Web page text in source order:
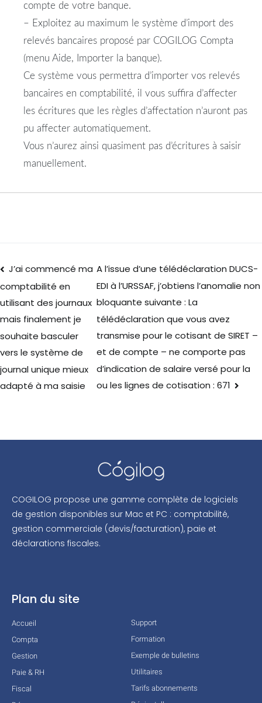
compte de votre banque.
– Exploitez au maximum le système d’import des
relevés bancaires proposé par COGILOG Compta
(menu Aide, Importer la banque).
Ce système vous permettra d’importer vos relevés
bancaires en comptabilité, il vous suffira d’affecter
les écritures que les règles d’affectation n’auront pas
pu affecter automatiquement.
Vous n’aurez ainsi quasiment pas d’écritures à saisir
manuellement.
J’ai commencé ma
comptabilité en
utilisant des journaux
mais finalement je
souhaite basculer
vers le système de
journal unique mieux
adapté à ma saisie
A l’issue d’une télédéclaration DUCS-
EDI à l’URSSAF, j’obtiens l’anomalie non
bloquante suivante : La
télédéclaration que vous avez
transmise pour le cotisant de SIRET –
et de compte – ne comporte pas
d’indication de salaire versé pour la
ou les lignes de cotisation : 671
COGILOG propose une gamme complète de logiciels
de gestion disponibles sur Mac et PC : comptabilité,
gestion commerciale (devis/facturation), paie et
déclarations fiscales.
Plan du site
Accueil
Compta
Gestion
Paie & RH
Fiscal
Support
Formation
Exemple de bulletins
Utilitaires
Tarifs abonnements